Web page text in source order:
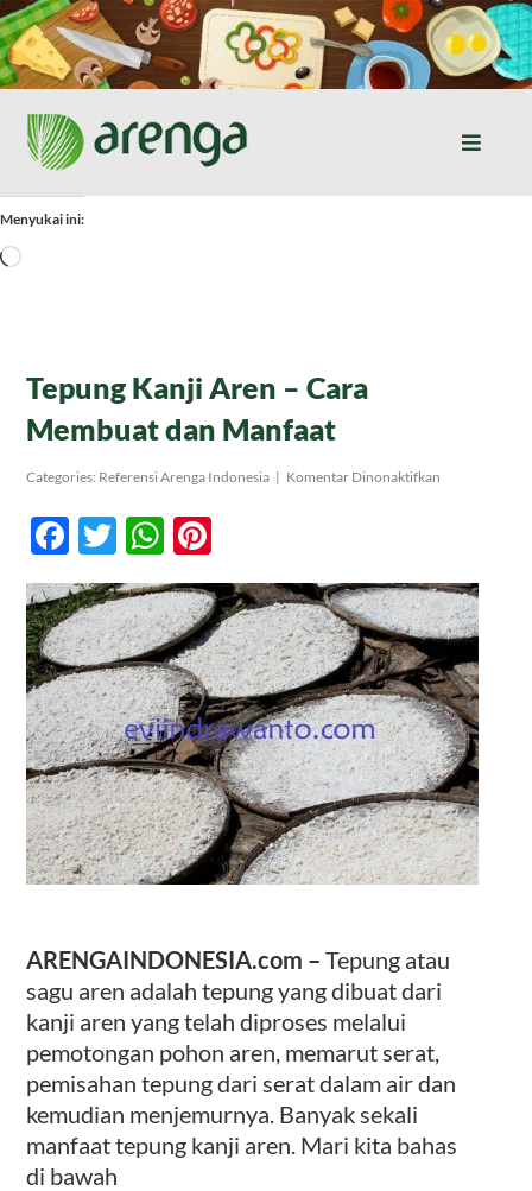
Skip
to
content
Toggle
Home
Tentang Kami
Produk
Kontak
Menyukai ini:
Memuat...
Tepung Kanji Aren – Cara
Membuat dan Manfaat
Categories: Referensi Arenga Indonesia | Komentar Dinonaktifkan
Membuat
dan
Manfaat
Facebook
TwitterWhatsApp
ARENGAINDONESIA.com –Tepung atau
sagu aren adalah tepung yang dibuat dari
kanji aren yang telah diproses melalui
pemotongan pohon aren, memarut serat,
pemisahan tepung dari serat dalam air dan
kemudian menjemurnya. Banyak sekali
manfaat tepung kanji aren. Mari kita bahas
di bawah